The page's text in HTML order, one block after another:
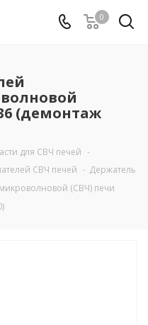
0
(демонтаж
для СВЧ печей -
СВЧ печей - Держатель
(СВЧ) печи